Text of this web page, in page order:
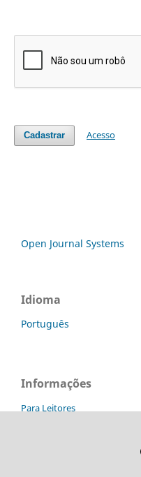
Cadastrar Acesso
Open Journal Systems
Idioma
Português
Informações
Para Leitores